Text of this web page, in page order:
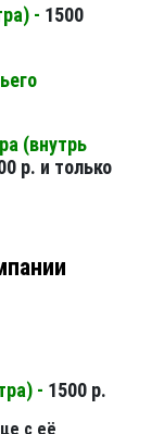
- 1500
(внутрь
р. и только
- 1500 р.
с её